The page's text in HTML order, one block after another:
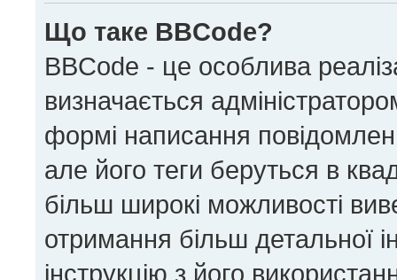
Що таке BBCode?
BBCode - це особлива
визначається
формі написання
але його теги беруться в
більш широкі можливості
отримання більш детальної
інструкцію з його